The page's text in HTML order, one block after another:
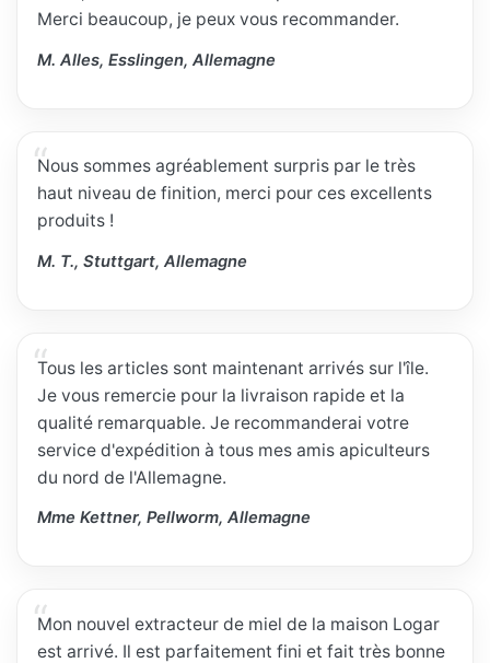
Merci beaucoup, je peux vous recommander.
M. Alles, Esslingen, Allemagne
Nous sommes agréablement surpris par le très
haut niveau de finition, merci pour ces excellents
produits !
M. T., Stuttgart, Allemagne
Tous les articles sont maintenant arrivés sur l'île.
Je vous remercie pour la livraison rapide et la
qualité remarquable. Je recommanderai votre
service d'expédition à tous mes amis apiculteurs
du nord de l'Allemagne.
Mme Kettner, Pellworm, Allemagne
Mon nouvel extracteur de miel de la maison Logar
est arrivé. Il est parfaitement fini et fait très bonne